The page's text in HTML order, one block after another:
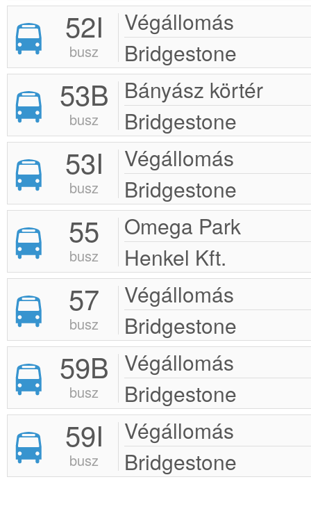
52I
busz
Végállomás
Bridgestone
53B
busz
Bányász körtér
Bridgestone
53I
busz
Végállomás
Bridgestone
55
busz
Omega Park
Henkel Kft.
57
busz
Végállomás
Bridgestone
59B
busz
Végállomás
Bridgestone
59I
busz
Végállomás
Bridgestone